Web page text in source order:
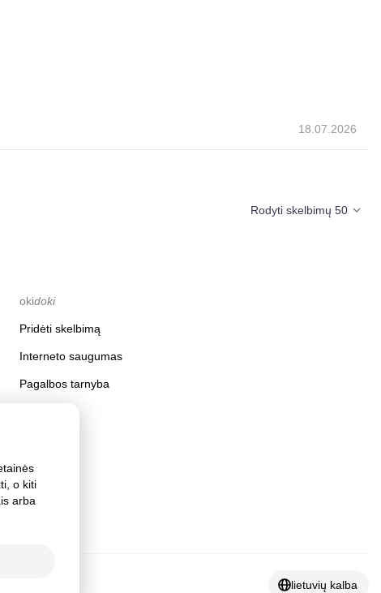
18.07.2026
Rodyti skelbimų 50
o kiti
arba
okidoki
Pridėti skelbimą
Interneto saugumas
Pagalbos tarnyba
lietuvių kalba